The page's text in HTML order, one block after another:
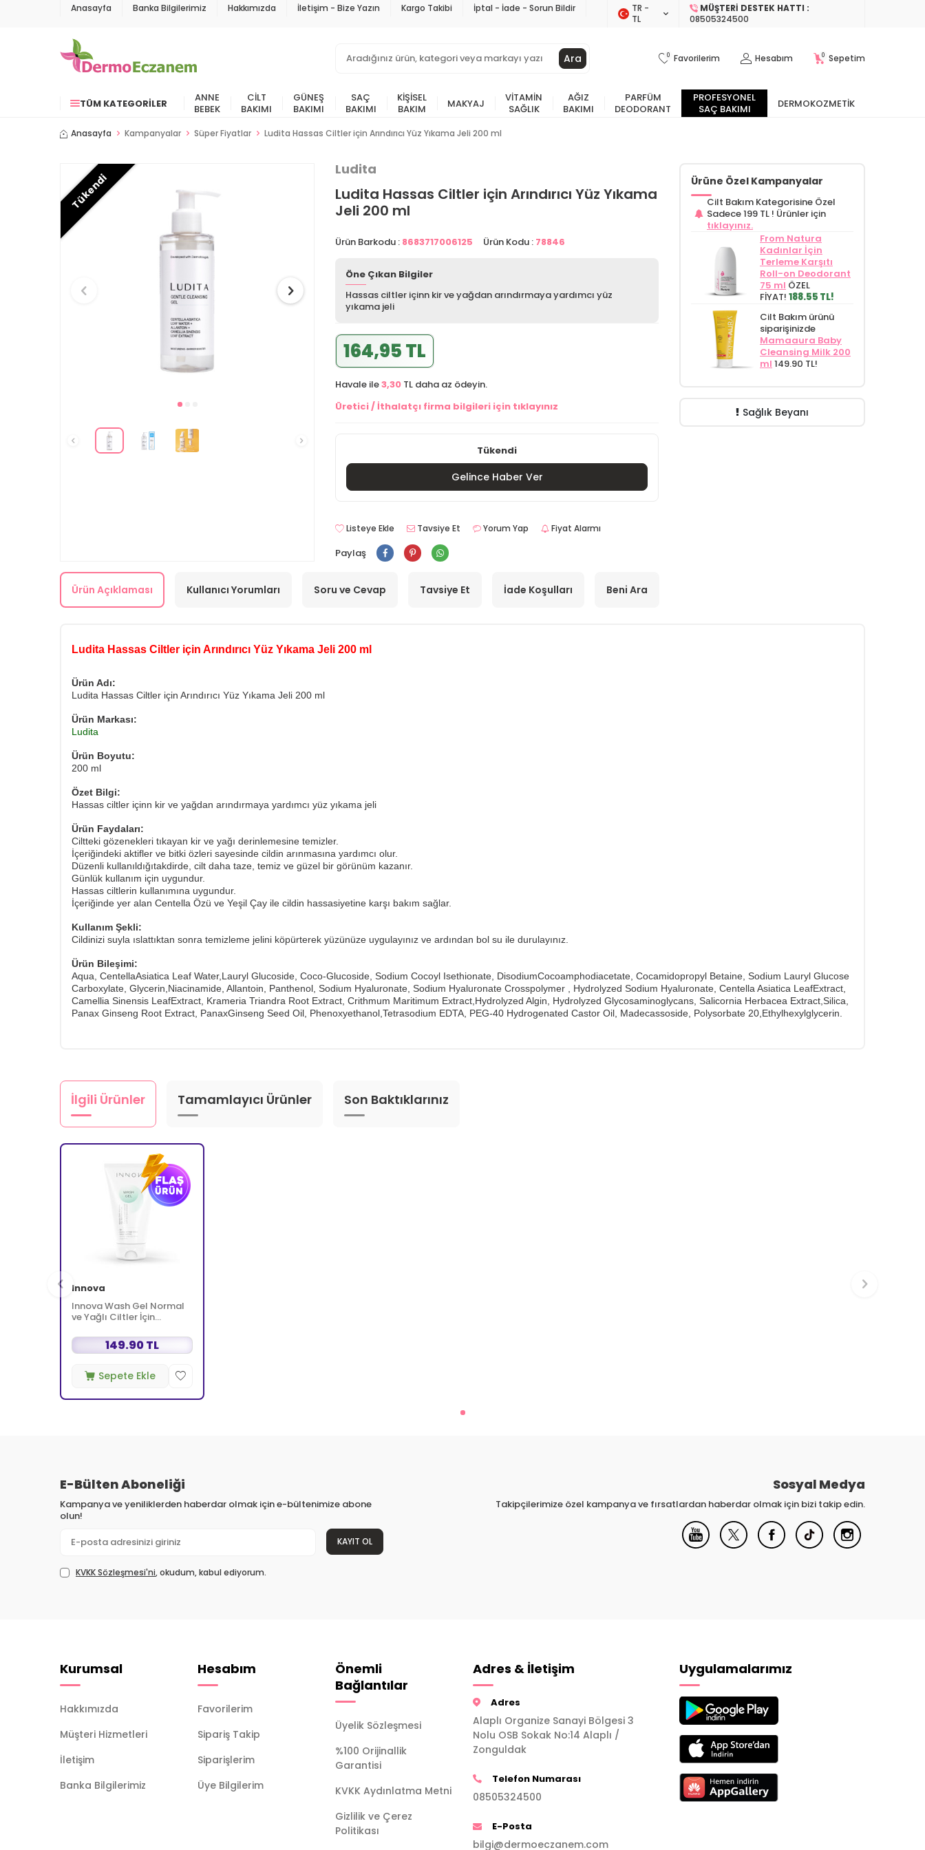
Anasayfa Banka Bilgilerimiz Hakkımızda İletişim - Bize Yazın Kargo Takibi İptal - İade - Sorun Bildir
TR −
TL
MÜŞTERI DESTEK HATTI :
08505324500
Ara 0 Favorilerim Hesabım 0 Sepetim
TÜM KATEGORILER
ANNE
BEBEK
CILT
BAKIMI
GÜNEŞ
BAKIMI
SAÇ
BAKIMI
KIŞISEL
BAKIM
MAKYAJ
VITAMIN
SAĞLIK
AĞIZ
BAKIMI
PARFÜM
DEODORANT
PROFESYONEL
SAÇ BAKIMI
DERMOKOZMETIK
Anasayfa Kampanyalar Süper Fiyatlar Ludita Hassas Ciltler için Arındırıcı Yüz Yıkama Jeli 200 ml
Tükendi
Ludita
Ludita Hassas Ciltler için Arındırıcı Yüz Yıkama
Jeli 200 ml
Ürün Barkodu : 8683717006125 Ürün Kodu : 78846
Öne Çıkan Bilgiler
Hassas ciltler içinn kir ve yağdan arındırmaya yardımcı yüz
yıkama jeli
164,95 TL
Havale ile3,30 TL daha az ödeyin.
Üretici / İthalatçı firma bilgileri için tıklayınız
Tükendi
Gelince Haber Ver
Listeye Ekle Tavsiye Et Yorum Yap Fiyat Alarmı
Paylaş
Ürüne Özel Kampanyalar
Cilt Bakım Kategorisine Özel
Sadece 199 TL ! Ürünler için
tıklayınız.
From Natura
Kadınlar İçin
Terleme Karşıtı
Roll-on Deodorant
75 ml ÖZEL
FİYAT! 188.55 TL!
Cilt Bakım ürünü
siparişinizde
Mamaaura Baby
Cleansing Milk 200
ml 149.90 TL!
Sağlık Beyanı
Ürün Açıklaması Kullanıcı Yorumları Soru ve Cevap Tavsiye Et İade Koşulları Beni Ara
Ludita Hassas Ciltler için Arındırıcı Yüz Yıkama Jeli 200 ml
Ürün Adı:
Ludita Hassas Ciltler için Arındırıcı Yüz Yıkama Jeli 200 ml
Ürün Markası:
Ludita
Ürün Boyutu:
200 ml
Özet Bilgi:
Hassas ciltler içinn kir ve yağdan arındırmaya yardımcı yüz yıkama jeli
Ürün Faydaları:
Ciltteki gözenekleri tıkayan kir ve yağı derinlemesine temizler.
İçeriğindeki aktifler ve bitki özleri sayesinde cildin arınmasına yardımcı olur.
Düzenli kullanıldığıtakdirde, cilt daha taze, temiz ve güzel bir görünüm kazanır.
Günlük kullanım için uygundur.
Hassas ciltlerin kullanımına uygundur.
​İçeriğinde yer alan Centella Özü ve Yeşil Çay ile cildin hassasiyetine karşı bakım sağlar.
Kullanım Şekli:
Cildinizi suyla ıslattıktan sonra temizleme jelini köpürterek yüzünüze uygulayınız ve ardından bol su ile durulayınız.
Ürün Bileşimi:
Aqua, CentellaAsiatica Leaf Water,Lauryl Glucoside, Coco-Glucoside, Sodium Cocoyl Isethionate, DisodiumCocoamphodiacetate, Cocamidopropyl Betaine, Sodium Lauryl Glucose
Carboxylate, Glycerin,Niacinamide, Allantoin, Panthenol, Sodium Hyaluronate, Sodium Hyaluronate Crosspolymer , Hydrolyzed Sodium Hyaluronate, Centella Asiatica LeafExtract,
Camellia Sinensis LeafExtract, Krameria Triandra Root Extract, Crithmum Maritimum Extract,Hydrolyzed Algin, Hydrolyzed Glycosaminoglycans, Salicornia Herbacea Extract,Silica,
Panax Ginseng Root Extract, PanaxGinseng Seed Oil, Phenoxyethanol,Tetrasodium EDTA, PEG-40 Hydrogenated Castor Oil, Madecassoside, Polysorbate 20,Ethylhexylglycerin.
İlgili Ürünler Tamamlayıcı Ürünler Son Baktıklarınız
Innova
Innova Wash Gel Normal
ve Yağlı Ciltler İçin
150 ml 149.90 TL
Sepete Ekle
E-Bülten Aboneliği
Kampanya ve yeniliklerden haberdar olmak için e-bültenimize abone
olun!
KAYIT OL
KVKK Sözleşmesi'ni, okudum, kabul ediyorum.
Sosyal Medya
Takipçilerimize özel kampanya ve fırsatlardan haberdar olmak için bizi takip edin.
Kurumsal
Hakkımızda
Müşteri Hizmetleri
İletişim
Banka Bilgilerimiz
Hesabım
Favorilerim
Sipariş Takip
Siparişlerim
Üye Bilgilerim
Önemli
Bağlantılar
Üyelik Sözleşmesi
%100 Orijinallik
Garantisi
KVKK Aydınlatma Metni
Gizlilik ve Çerez
Politikası
Adres & İletişim
Adres
Alaplı Organize Sanayi Bölgesi 3
Nolu OSB Sokak No:14 Alaplı /
Zonguldak
Telefon Numarası
08505324500
E-Posta
bilgi@dermoeczanem.com
Uygulamalarımız